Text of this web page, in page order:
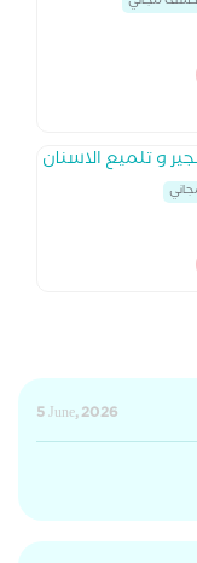
و تلميع الاسنان
5 June, 2026